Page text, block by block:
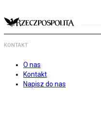
KONTAKT
O nas
Kontakt
Napisz do nas